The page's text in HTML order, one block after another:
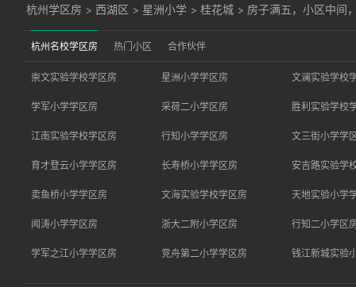
杭州学区房 > 西湖区 > 星洲小学 >桂花城 > 房子满五，小区中间
杭州名校学区房 热门小区 合作伙伴
崇文实验学校学区房 星洲小学学区房 文澜实验学校
学军小学学区房 采荷二小学区房 胜利实验学校
江南实验学校学区房 行知小学学区房 文三街小学学
育才登云小学学区房 长寿桥小学学区房 安吉路实验学
卖鱼桥小学学区房 文海实验学校学区房 天地实验小学
闻涛小学学区房 浙大二附小学区房 行知二小学区
学军之江小学学区房 竞舟第二小学学区房 钱江新城实验